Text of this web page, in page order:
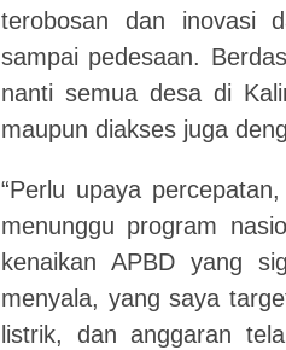
terobosan dan inovasi
sampai pedesaan.
nanti semua desa di
maupun diakses juga
“Perlu upaya
menunggu program
kenaikan APBD yang
menyala, yang saya
listrik, dan anggaran